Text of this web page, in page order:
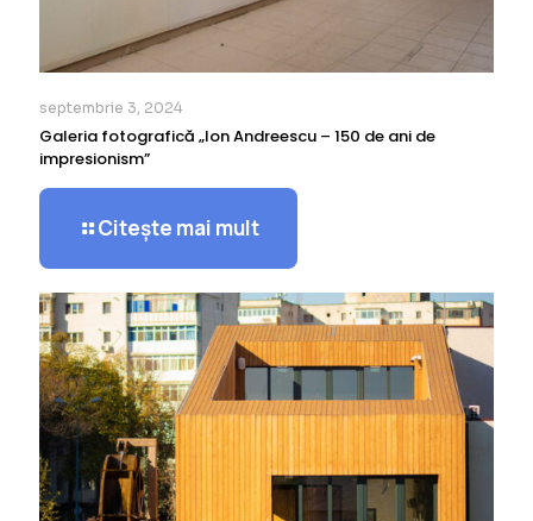
septembrie 3, 2024
Galeria fotografică „Ion Andreescu – 150 de ani de
impresionism”
Citește mai mult